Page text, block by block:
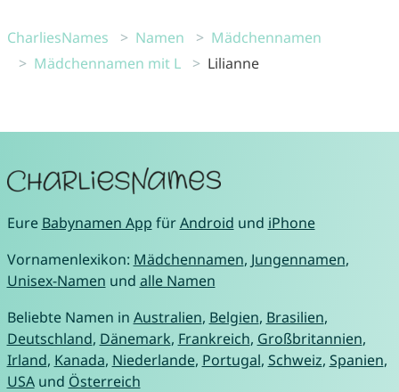
CharliesNames Namen
Mädchennamen
Mädchennamen mit L
Lilianne
Eure Babynamen App fürAndroid und iPhone
Vornamenlexikon: Mädchennamen, Jungennamen,
Unisex-Namen und alle Namen
Beliebte Namen in Australien, Belgien, Brasilien,
Deutschland, Dänemark, Frankreich, Großbritannien,
Irland, Kanada, Niederlande, Portugal, Schweiz, Spanien,
USAund Österreich